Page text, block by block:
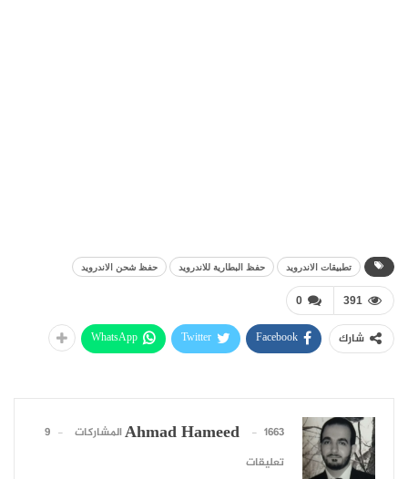
تطبيقات الاندرويد حفظ البطارية للاندرويد حفظ شحن الاندرويد
0 391
شارك Facebook
Twitter
WhatsApp
Ahmad Hameed 1663 المشاركات
9
تعليقات